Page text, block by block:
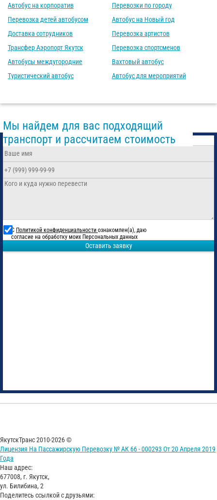
Автобус на корпоратив
Перевозка детей автобусом
Доставка сотрудников
Трансфер Аэропорт Якутск
Автобусы междугородние
Туристический автобус
Перевозки по городу
Автобус на Новый год
Перевозка артистов
Перевозка спортсменов
Вахтовый автобус
Автобус для мероприятий
Мы найдем для вас подходящий
транспорт и рассчитаем стоимость
С Политикой конфиденциальности ознакомлен(а), даю
согласие на обработку моих Персональных данных
Оставить заявку
ЯкутскТранс 2010-2026 ©
Лицензия На Пассажирскую Перевозку № АК 66 - 000293 От 20 Апреля 2019
Года
Наш адрес:
677008, г. Якутск,
ул. Билибина, 2
Поделитесь ссылкой с друзьями: